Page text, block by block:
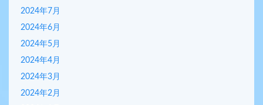
2024年7月
2024年6月
2024年5月
2024年4月
2024年3月
2024年2月